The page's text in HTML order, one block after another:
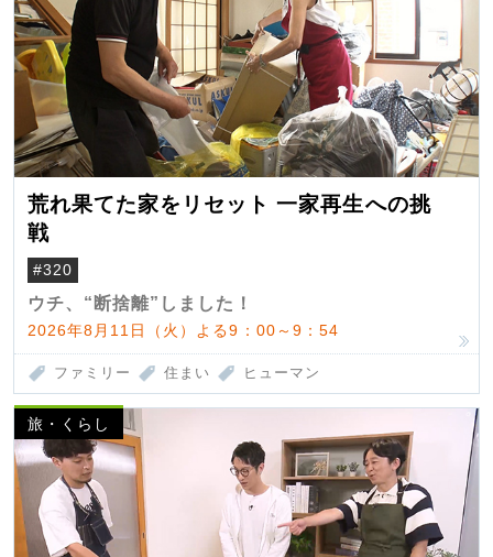
荒れ果てた家をリセット 一家再生への挑
戦
#320
ウチ、“断捨離”しました！
2026年8月11日（火）よる9：00～9：54
ファミリー 住まい ヒューマン
旅・くらし